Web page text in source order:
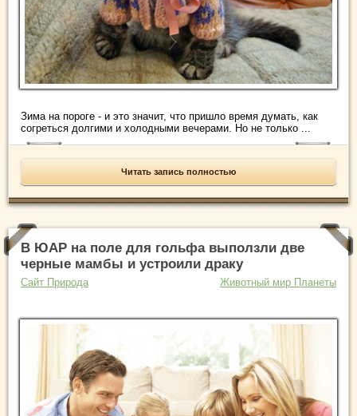
Зима на пороге - и это значит, что пришло время думать, как
согреться долгими и холодными вечерами. Но не только ...
Читать запись полностью
В ЮАР на поле для гольфа выползли две
черные мамбы и устроили драку
Сайт Природа Животный мир Планеты